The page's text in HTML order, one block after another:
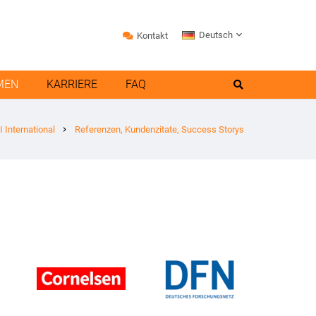
Kontakt Deutsch
KARRIERE FAQ
International chevron_right Referenzen, Kundenzitate, Success Storys